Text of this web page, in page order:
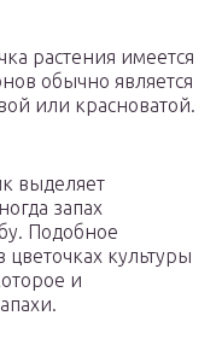
растения имеется
обычно является
или красноватой.
выделяет
запах
Подобное
цветочках культуры
и